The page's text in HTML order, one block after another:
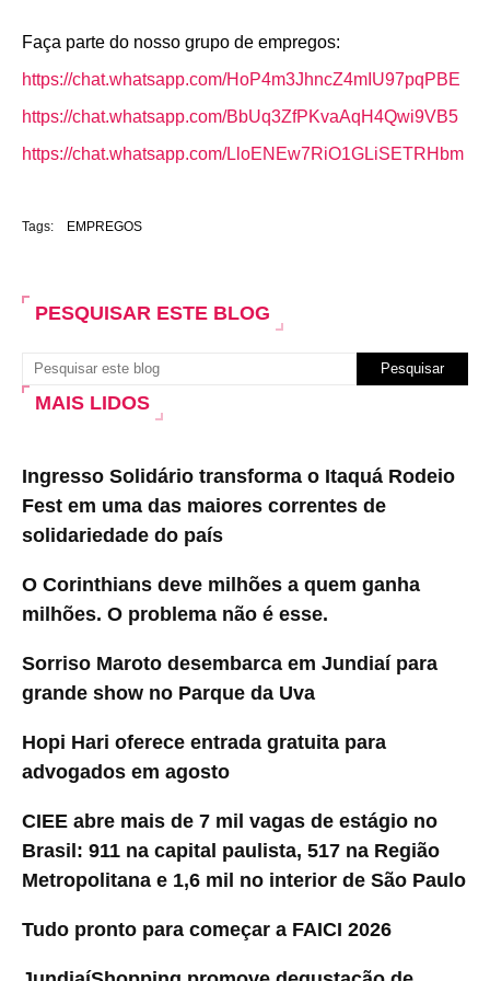
Faça parte do nosso grupo de empregos:
https://chat.whatsapp.com/HoP4m3JhncZ4mIU97pqPBE
https://chat.whatsapp.com/BbUq3ZfPKvaAqH4Qwi9VB5
https://chat.whatsapp.com/LloENEw7RiO1GLiSETRHbm
Tags: EMPREGOS
PESQUISAR ESTE BLOG
MAIS LIDOS
Ingresso Solidário transforma o Itaquá Rodeio
Fest em uma das maiores correntes de
solidariedade do país
O Corinthians deve milhões a quem ganha
milhões. O problema não é esse.
Sorriso Maroto desembarca em Jundiaí para
grande show no Parque da Uva
Hopi Hari oferece entrada gratuita para
advogados em agosto
CIEE abre mais de 7 mil vagas de estágio no
Brasil: 911 na capital paulista, 517 na Região
Metropolitana e 1,6 mil no interior de São Paulo
Tudo pronto para começar a FAICI 2026